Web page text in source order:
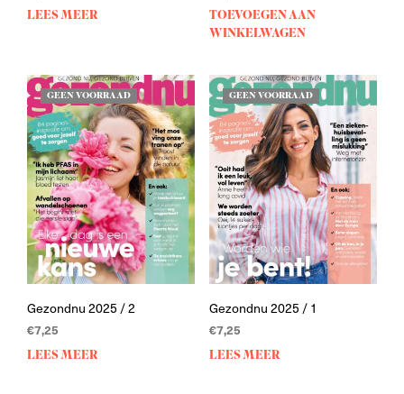
LEES MEER
TOEVOEGEN AAN
WINKELWAGEN
GEEN VOORRAAD
Gezondnu 2025 / 2
€7,25
LEES MEER
GEEN VOORRAAD
Gezondnu 2025 / 1
€7,25
LEES MEER